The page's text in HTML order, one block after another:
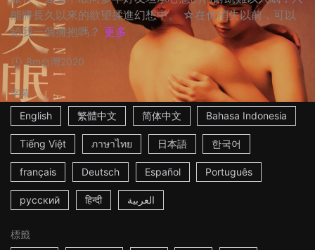
能將長久以來的欲望揉進幻想中。 ☆在你消失以前，可以
給我一個擁抱嗎？ 更多
8m台灣2020
字幕
English
繁體中文 简体中文 Bahasa Indonesia
Tiếng Việt ภาษาไทย 日本語 한국어
français Deutsch Español Português
русский हिन्दी العربية
標籤